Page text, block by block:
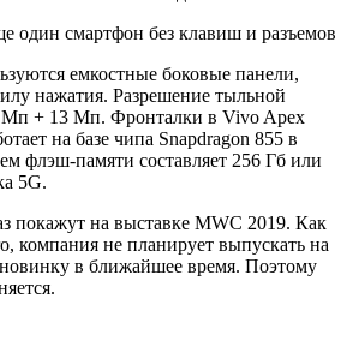
емкостные боковые панели,
нажатия. Разрешение тыльной
Мп + 13 Мп. Фронталки в Vivo Apex
на базе чипа Snapdragon 855 в
флэш-памяти составляет 256 Гб или
5G.
покажут на выставке MWC 2019. Как
компания не планирует выпускать на
в ближайшее время. Поэтому